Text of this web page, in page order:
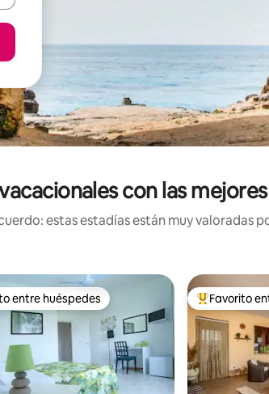
con las
estas estadías están muy valoradas
huéspedes preferido
entre huéspedes Favorito
Favorito